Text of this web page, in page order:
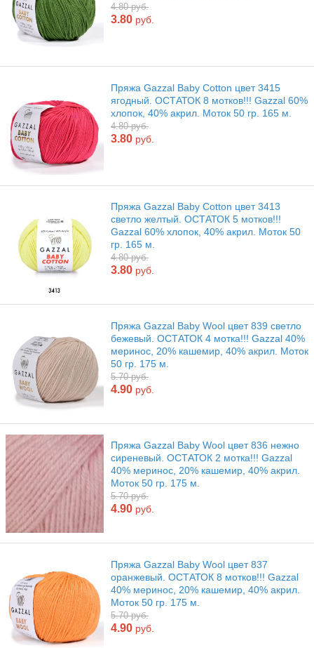
4.80 руб.
3.80 руб.
Пряжа Gazzal Baby Cotton цвет 3415
ягодный. ОСТАТОК 8 мотков!!! Gazzal 60%
хлопок, 40% акрил. Моток 50 гр. 165 м.
4.80 руб.
3.80 руб.
Пряжа Gazzal Baby Cotton цвет 3413
светло желтый. ОСТАТОК 5 мотков!!!
Gazzal 60% хлопок, 40% акрил. Моток 50
гр. 165 м.
4.80 руб.
3.80 руб.
Пряжа Gazzal Baby Wool цвет 839 светло
бежевый. ОСТАТОК 4 мотка!!! Gazzal 40%
меринос, 20% кашемир, 40% акрил. Моток
50 гр. 175 м.
5.70 руб.
4.90 руб.
Пряжа Gazzal Baby Wool цвет 836 нежно
сиреневый. ОСТАТОК 2 мотка!!! Gazzal
40% меринос, 20% кашемир, 40% акрил.
Моток 50 гр. 175 м.
5.70 руб.
4.90 руб.
Пряжа Gazzal Baby Wool цвет 837
оранжевый. ОСТАТОК 8 мотков!!! Gazzal
40% меринос, 20% кашемир, 40% акрил.
Моток 50 гр. 175 м.
5.70 руб.
4.90 руб.